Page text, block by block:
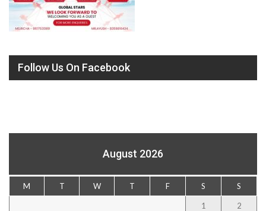
Follow Us On Facebook
August 2026
M T W T F S S
1 2